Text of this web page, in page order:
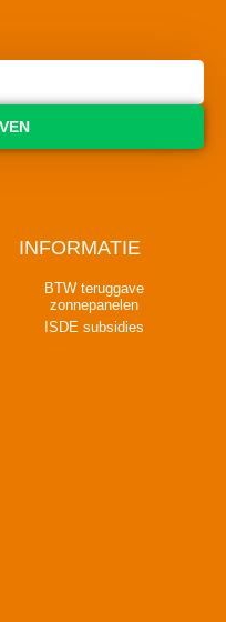
INFORMATIE
BTW teruggave
zonnepanelen
ISDE subsidies